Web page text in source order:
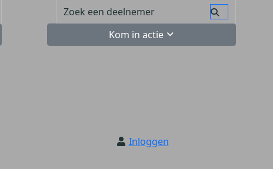
Kom in actie
Inloggen